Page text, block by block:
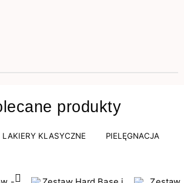
produkty
LAKIERY KLASYCZNE PIELĘGNACJA